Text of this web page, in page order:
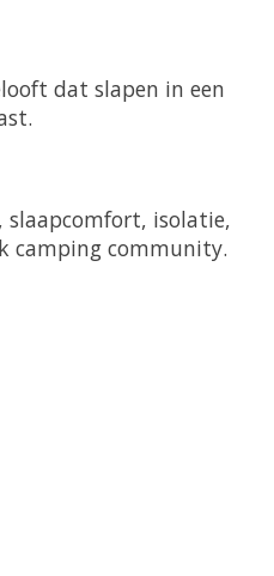
dat slapen in een
isolatie,
camping community.